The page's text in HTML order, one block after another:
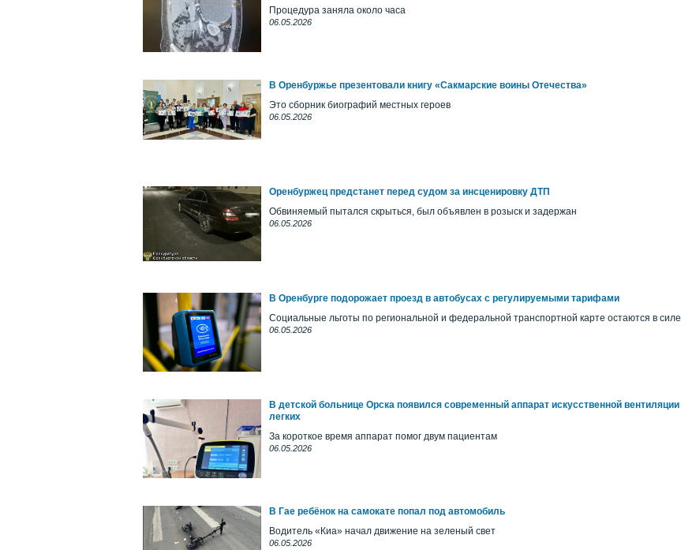
Процедура заняла около часа
06.05.2026
В Оренбуржье презентовали книгу «Сакмарские воины Отечества»
Это сборник биографий местных героев
06.05.2026
Оренбуржец предстанет перед судом за инсценировку ДТП
Обвиняемый пытался скрыться, был объявлен в розыск и задержан
06.05.2026
В Оренбурге подорожает проезд в автобусах с регулируемыми тарифами
Социальные льготы по региональной и федеральной транспортной карте остаются в силе
06.05.2026
В детской больнице Орска появился современный аппарат искусственной вентиляции
легких
За короткое время аппарат помог двум пациентам
06.05.2026
В Гае ребёнок на самокате попал под автомобиль
Водитель «Киа» начал движение на зеленый свет
06.05.2026